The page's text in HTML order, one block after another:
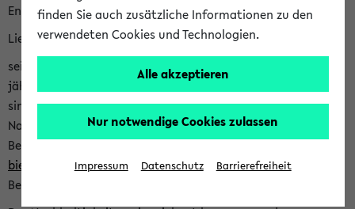
English version below
Liebe Studierende,
seit 2023 verleiht das Rektorat der Universität Bielefeld
jährlich den Nachhaltigkeitspreis für Abschlussarbeiten. Sie
sind herzlich eingeladen sich mit Ihrer Abschlussarbeit beim
Nachhaltigkeitsbüro zu bewerben. Bitte nutzen Sie für Ihre
Bewerbung dieses Formular<https://formulare.uni-
bielefeld.de/frontend-server/form/provide/913/>. Die
Bewerbungsfrist endet am 30.09.2026.
finden Sie auch zusätzliche Informationen zu den
verwendeten Cookies und Technologien.
Alle akzeptieren
Nur notwendige Cookies zulassen
Impressum Datenschutz Barrierefreiheit